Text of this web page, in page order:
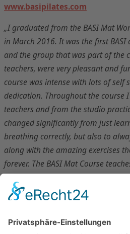
www.basipilates.com
„I graduated from the BASI Mat
in March 2016. It was the first BASI
and the group that was part of the
teachers, were very pleasant and
course was intense with lots of self
dedication. Throughout the course
teachers and from the studio
changed significantly from just
breathing correctly, but also to
along with the amazing exercises
forever. The BASI Mat Course
anatomy part and all the deep
exercise. I am very happy I
practice every single day that